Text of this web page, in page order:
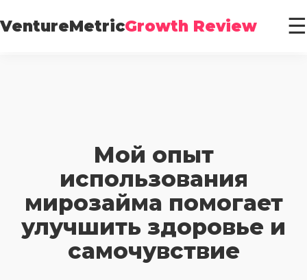
VentureMetricGrowth Review ☰
Мой опыт
использования
мирозайма помогает
улучшить здоровье и
самочувствие